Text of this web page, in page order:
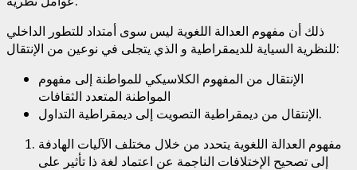
ذلك أن مفهوم العدالة اللغوية ليس سوى أمتداد للتطور الداخلي
للنظرية السياية للديمقراطية و الذي يتجلى في نوعين من الإنتقال:
الإنتقال من المفهوم الكلاسيكي للمواطنة إلى مفهوم
المواطنة المتعدد الثقافات
الإنتقال من ديمقراطية التصويت إلى ديمقراطية التداول.
مفهوم العدالة اللغوية يتحدد من خلال مختلف الآليات الهادفة
إلى تصحيح الإختلافات الناجمة عن اعتماد لغة ذا تأثير على